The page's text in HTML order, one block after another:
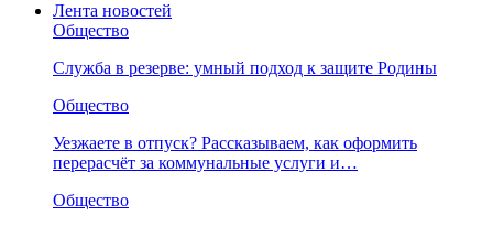
Лента новостей
Общество
Служба в резерве: умный подход к защите Родины
Общество
Уезжаете в отпуск? Рассказываем, как оформить
перерасчёт за коммунальные услуги и…
Общество